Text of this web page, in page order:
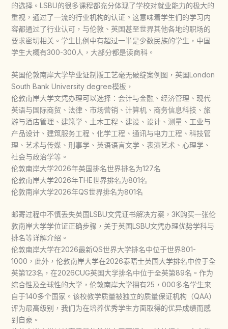
的选择。LSBU的很多课程都充分体现了学校对就业能力的极大的
重视，通过了一流的行业机构的认证。这意味着学生们的学习内
容都通过了行业认可，与伦敦、英国甚至世界其他各地的职场的
要求密切相关。学生比例中有超过一半是少数民族的学生，中国
学生大概有300-300人，大部分都是读商科。
英国伦敦南岸大学毕业证制版工艺毫无破绽案例图，英国London
South Bank University degree模板，
伦敦南岸大学文凭办理可以选择：会计与金融、经济管理、现代
英语与国际商贸、法律、市场营销、计算机、商务信息科技、旅
游与酒店管理、建筑学、土木工程、建设、设计、测量、工业与
产品设计、建筑服务工程、化学工程、通讯与电力工程、科技管
理、艺术与传媒、刑事学、英语语言文学、表演艺术、心理学、
社会与政治学等。
伦敦南岸大学2026年英国排名世界排名为127名
伦敦南岸大学2026年THE世界排名为801名
伦敦南岸大学2026年QS世界排名为801名
邮寄过程中不慎丢失英国LSBU文凭证书解决方案，3K购买一张伦
敦南岸大学学位证正确步骤，关于英国LSBU文凭办理优势学科与
排名等详解介绍。
伦敦南岸大学在2026最新QS世界大学排名中位于世界801-
1000，此外，伦敦南岸大学在2026泰晤士英国大学排名中位于全
英第123名，在2026CUG英国大学排名中位于全英第89名。作为
综合性及全球性的大学，伦敦南岸大学拥有25，000多名学生来
自于140多个国家。该校教学质量被独立的质量保证机构（QAA）
评为最高级别，我们为在培养优秀学生方面取得的优异成绩而感
到自豪。